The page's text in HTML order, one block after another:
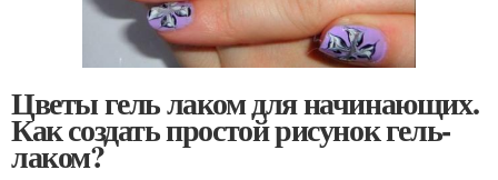
Цветы гель лаком для начинающих.
Как создать простой рисунок гель-
лаком?